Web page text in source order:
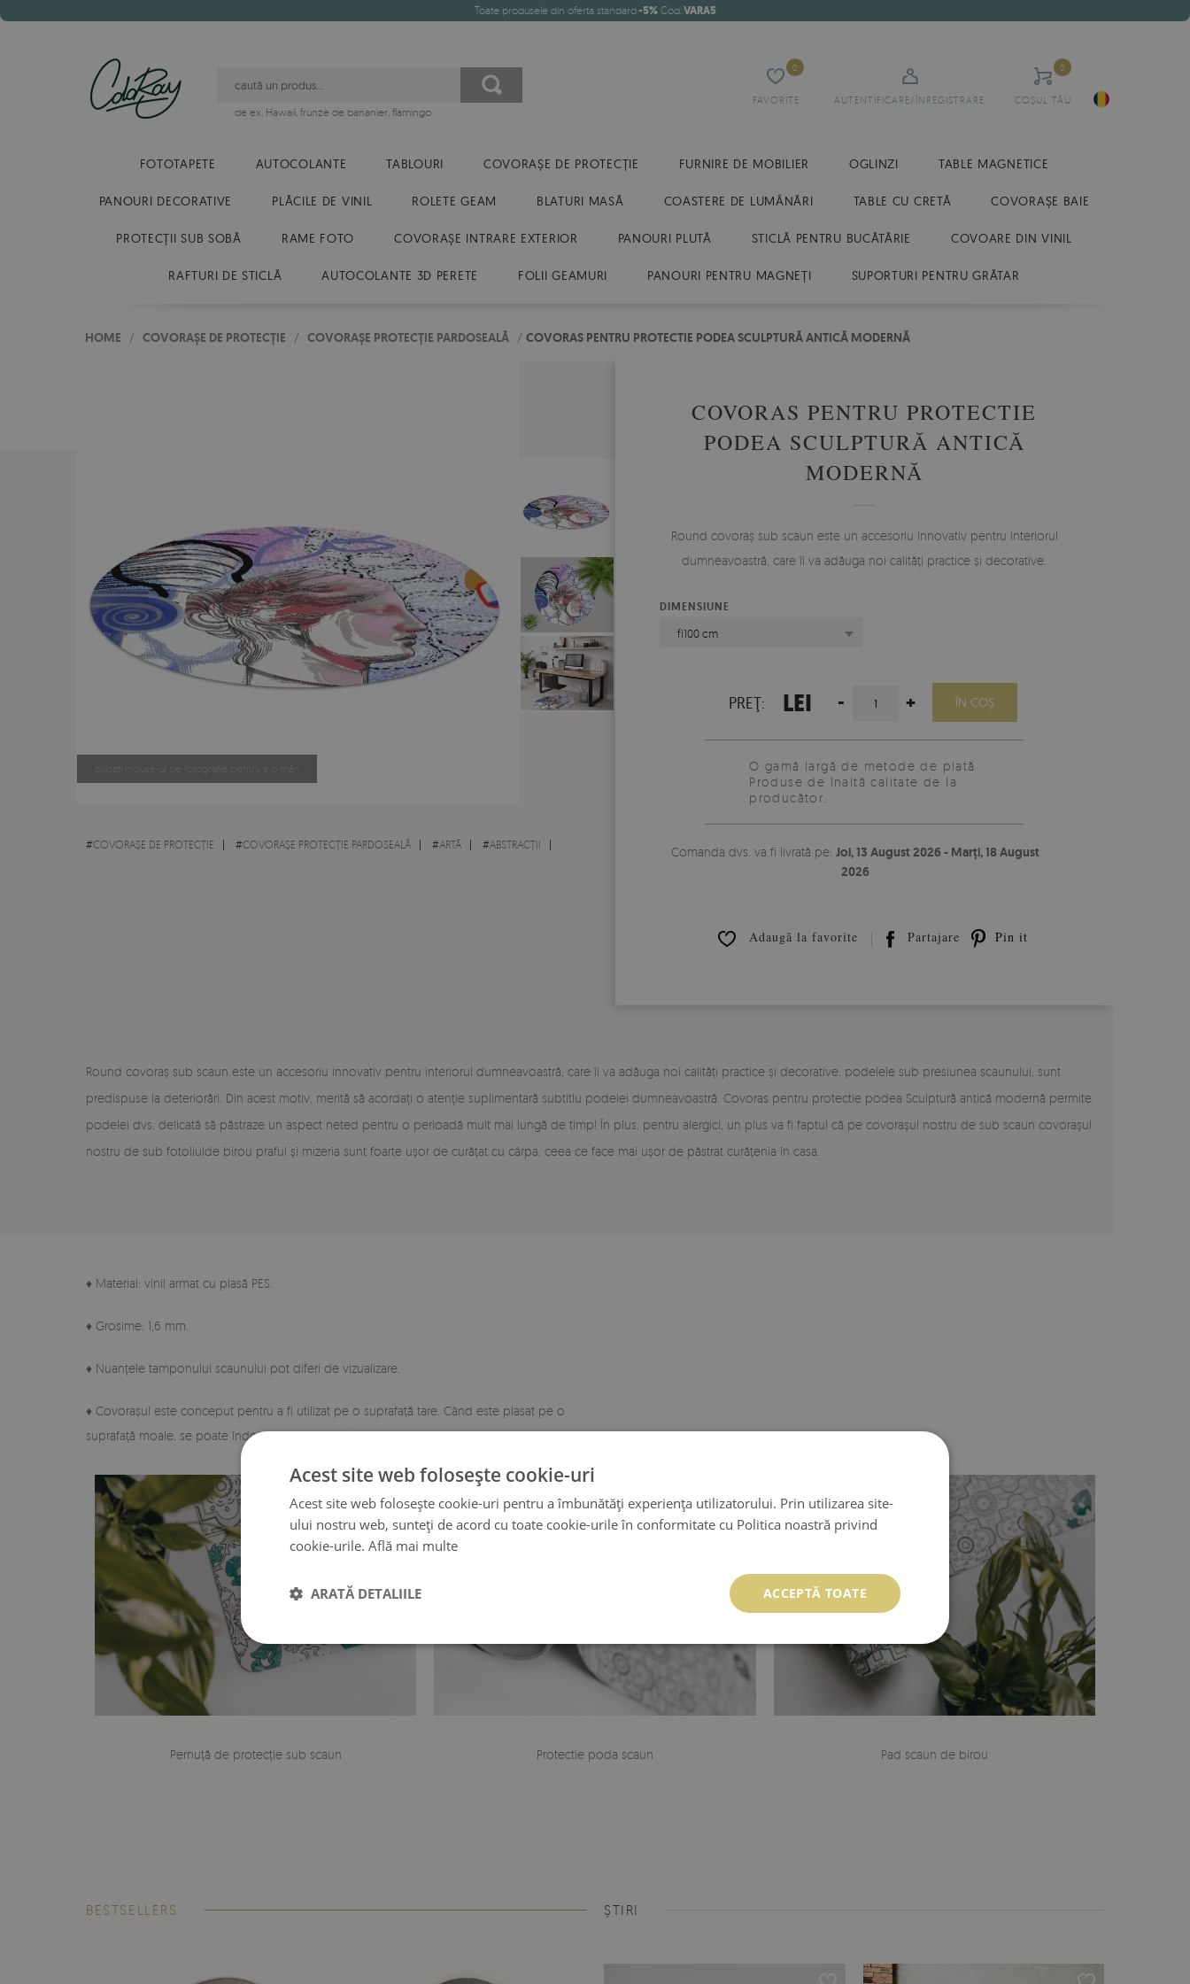
Toate produsele din oferta standard-5%Cod:VARA5
FAVORITE
0
AUTENTIFICARE/ÎNREGISTRARE COȘUL TĂU
0
de ex. Hawaii, frunze de bananier, flamingo
FOTOTAPETE AUTOCOLANTE TABLOURI COVORAȘE DE PROTECȚIE FURNIRE DE MOBILIER OGLINZI TABLE MAGNETICE
PANOURI DECORATIVE PLĂCILE DE VINIL ROLETE GEAM BLATURI MASĂ COASTERE DE LUMÂNĂRI TABLE CU CRETĂ COVORAȘE BAIE
PROTECȚII SUB SOBĂ RAME FOTO COVORAȘE INTRARE EXTERIOR PANOURI PLUTĂ STICLĂ PENTRU BUCĂTĂRIE COVOARE DIN VINIL
RAFTURI DE STICLĂ AUTOCOLANTE 3D PERETE FOLII GEAMURI PANOURI PENTRU MAGNEȚI SUPORTURI PENTRU GRĂTAR
HOME / COVORAȘE DE PROTECȚIE / COVORAȘE PROTECȚIE PARDOSEALĂ / COVORAS PENTRU PROTECTIE PODEA SCULPTURĂ ANTICĂ MODERNĂ
#COVORAȘE DE PROTECȚIE #COVORAȘE PROTECȚIE PARDOSEALĂ #ARTĂ #ABSTRACȚII
COVORAS PENTRU PROTECTIE
PODEA SCULPTURĂ ANTICĂ
MODERNĂ
Round covoraș sub scaun este un accesoriu innovativ pentru interiorul
dumneavoastră, care îi va adăuga noi calități practice și decorative.
DIMENSIUNE
fi100 cm
PREŢ: LEI - + ÎN COŞ
O gamă largă de metode de plată
Produse de înaltă calitate de la
producător.
Comanda dvs. va fi livrată pe:Joi, 13 August 2026 - Marți, 18 August
2026
Adaugă la favorite Partajare Pin it
Round covoraș sub scaun este un accesoriu innovativ pentru interiorul dumneavoastră, care îi va adăuga noi calități practice și decorative. podelele sub presiunea scaunului, sunt
predispuse la deteriorări. Din acest motiv, merită să acordați o atenție suplimentară subtitlu podelei dumneavoastră. Covoras pentru protectie podea Sculptură antică modernă permite
podelei dvs. delicată să păstraze un aspect neted pentru o perioadă mult mai lungă de timp! În plus, pentru alergici, un plus va fi faptul că pe covorașul nostru de sub scaun covorașul
nostru de sub fotoliulde birou praful și mizeria sunt foarte ușor de curățat cu cârpa, ceea ce face mai ușor de păstrat curățenia în casa.
♦ Material: vinil armat cu plasă PES.
♦ Grosime: 1,6 mm.
♦ Nuanțele tamponului scaunului pot diferi de vizualizare.
♦ Covorașul este conceput pentru a fi utilizat pe o suprafață tare. Când este plasat pe o
suprafață moale, se poate îndoi și se poate deplasa.
Pernuță de protecție sub scaun Protectie poda scaun Pad scaun de birou
BESTSELLERS ȘTIRI
Acest site web folosește cookie-uri
Acest site web folosește cookie-uri pentru a îmbunătăți experiența utilizatorului. Prin utilizarea site-
ului nostru web, sunteți de acord cu toate cookie-urile în conformitate cu Politica noastră privind
cookie-urile. Află mai multe
ACCEPTĂ TOATE
ARATĂ DETALIILE